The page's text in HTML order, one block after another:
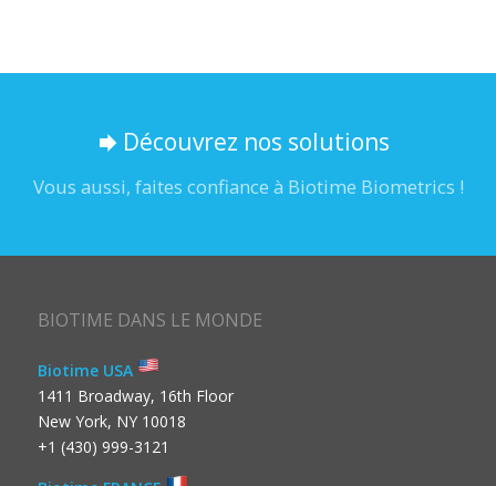
Découvrez nos solutions
Vous aussi, faites confiance à Biotime Biometrics !
BIOTIME DANS LE MONDE
Biotime USA
1411 Broadway, 16th Floor
New York, NY 10018
+1 (430) 999-3121